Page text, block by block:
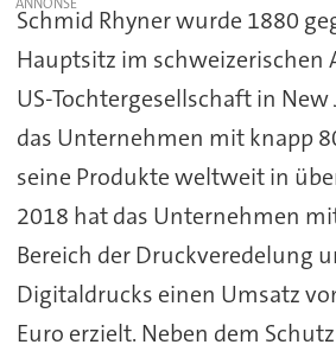
Schmid Rhyner wurde 1880
Hauptsitz im schweizerischen
US-Tochtergesellschaft in
das Unternehmen mit knapp
seine Produkte weltweit in
2018 hat das Unternehmen
Bereich der Druckveredelung
Digitaldrucks einen Umsatz
Euro erzielt. Neben dem